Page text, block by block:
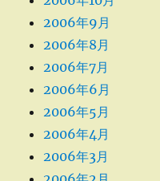
2006年9月
2006年8月
2006年7月
2006年6月
2006年5月
2006年4月
2006年3月